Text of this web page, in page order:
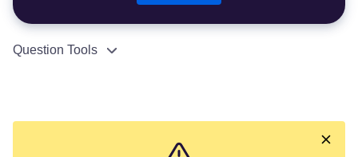
Question Tools